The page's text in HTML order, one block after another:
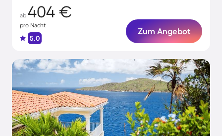
ab 404 €
pro Nacht
5.0
Zum Angebot